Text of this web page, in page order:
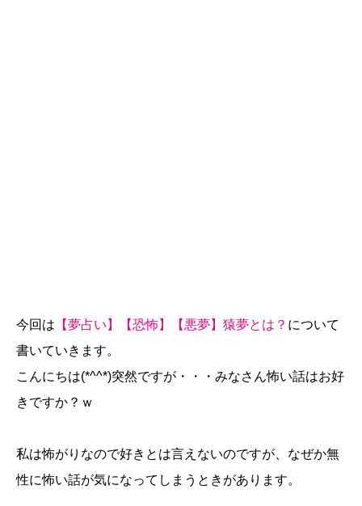
今回は 【夢占い】【恐怖】【悪夢】猿夢とは？ について
書いていきます。
こんにちは(*^^*)突然ですが・・・みなさん怖い話はお好
きですか？ｗ
私は怖がりなので好きとは言えないのですが、なぜか無
性に怖い話が気になってしまうときがあります。